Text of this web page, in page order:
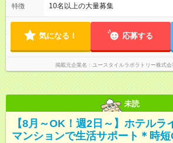
の15時間勤務／休憩２時間 ※勤務時間は各施設のシフトによる
間程度）
特徴 10名以上の大量募集
気になる！ 応募する
掲載元企業名 ユースタイルラボラトリー株式
未読
【8月～OK！週2日～】ホテルラ
マンションで生活サポート＊時